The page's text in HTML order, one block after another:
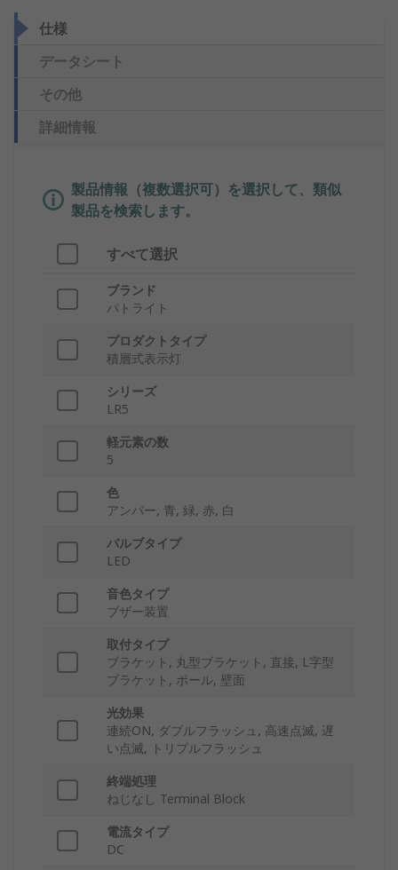
仕様
データシート
その他
詳細情報
製品情報（複数選択可）を選択して、類似
製品を検索します。
すべて選択
ブランド
パトライト
プロダクトタイプ
積層式表示灯
シリーズ
LR5
軽元素の数
5
色
アンバー, 青, 緑, 赤, 白
バルブタイプ
LED
音色タイプ
ブザー装置
取付タイプ
ブラケット, 丸型ブラケット, 直接, L字型
ブラケット, ポール, 壁面
光効果
連続ON, ダブルフラッシュ, 高速点滅, 遅
い点滅, トリプルフラッシュ
終端処理
ねじなし Terminal Block
電流タイプ
DC